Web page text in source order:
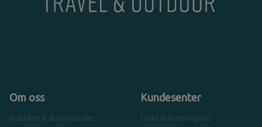
Om oss
Butikker & åpningstider
Kundesenter
Frakt & leveringstid